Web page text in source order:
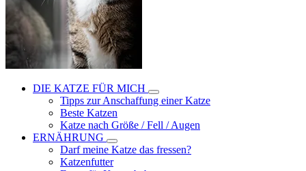
DIE KATZE FÜR MICH
Tipps zur Anschaffung einer Katze
Beste Katzen
Katze nach Größe / Fell / Augen
ERNÄHRUNG
Darf meine Katze das fressen?
Katzenfutter